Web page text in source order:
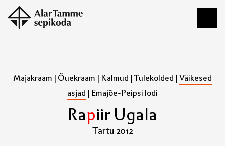
Majakraam | Õuekraam | Kalmud |Tulekolded |Väikesed
asjad | Emajõe-Peipsi lodi
RapiirUgala
Tartu 2012